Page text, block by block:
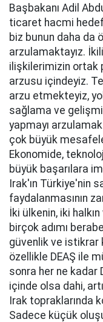
Başbakanı Adil
ticaret hacmi
biz bunun daha da
arzulamaktayız.
ilişkilerimizin ortak
arzusu içindeyiz.
arzu etmekteyiz,
sağlama ve
yapmayı
çok büyük
Ekonomide,
büyük başarılara
Irak'ın Türkiye'nin
faydalanmasının
İki ülkenin, iki
birçok adımı
güvenlik ve istikrar
özellikle DEAŞ ile
sonra her ne kadar
içinde olsa dahi,
Irak topraklarında
Sadece küçük